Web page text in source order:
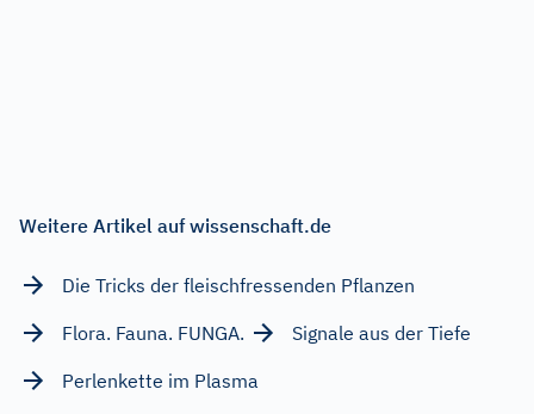
Weitere Artikel auf wissenschaft.de
Die Tricks der fleischfressenden Pflanzen
Flora. Fauna. FUNGA.
Signale aus der Tiefe
Perlenkette im Plasma